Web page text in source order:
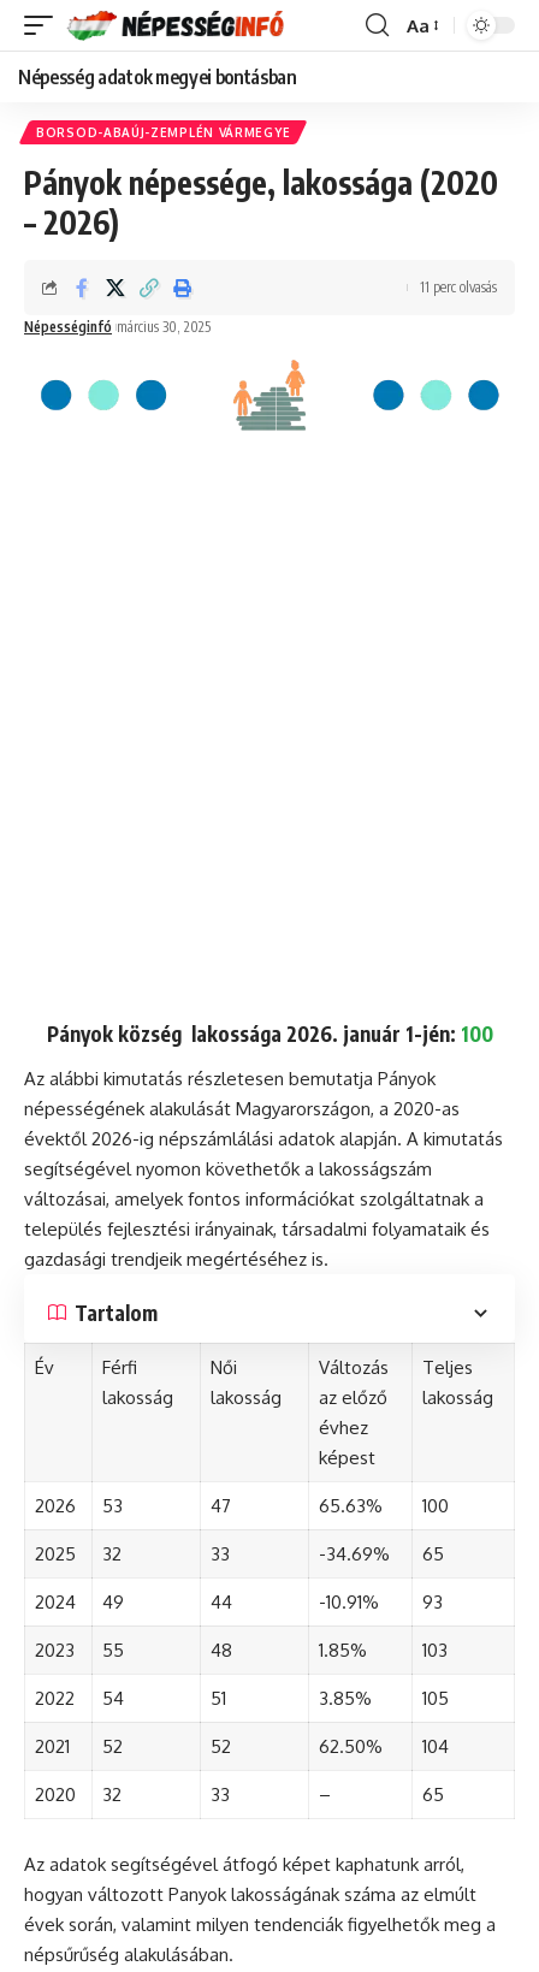
Font
Aa
Népesség adatok megyei bontásban
BORSOD-ABAÚJ-ZEMPLÉN VÁRMEGYE
Pányok népessége, lakossága (2020
– 2026)
Népességinfó március 30, 2025
11 perc olvasás
Pányok község lakossága 2026. január 1-jén: 100
Az alábbi kimutatás részletesen bemutatja Pányok
népességének alakulását Magyarországon, a 2020-as
évektől 2026-ig népszámlálási adatok alapján. A kimutatás
segítségével nyomon követhetők a lakosságszám
változásai, amelyek fontos információkat szolgáltatnak a
település fejlesztési irányainak, társadalmi folyamataik és
gazdasági trendjeik megértéséhez is.
Tartalom
Év
Férfi
lakosság
Női
lakosság
Változás
az előző
évhez
képest
Teljes
lakosság
2026 53 47 65.63% 100
2025 32 33 -34.69% 65
2024 49 44 -10.91% 93
2023 55 48 1.85% 103
2022 54 51 3.85% 105
2021 52 52 62.50% 104
2020 32 33 – 65
Az adatok segítségével átfogó képet kaphatunk arról,
hogyan változott Panyok lakosságának száma az elmúlt
évek során, valamint milyen tendenciák figyelhetők meg a
népsűrűség alakulásában.